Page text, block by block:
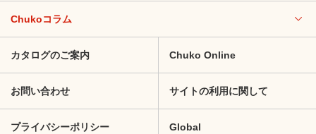
Chukoコラム
カタログのご案内 Chuko Online
お問い合わせ サイトの利用に関して
プライバシーポリシー Global